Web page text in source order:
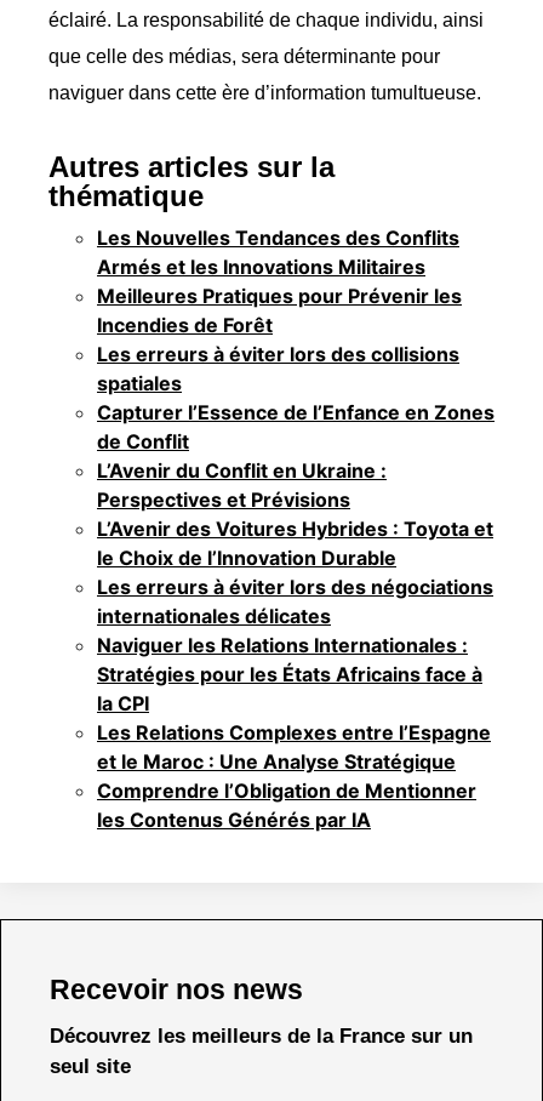
éclairé. La responsabilité de chaque individu, ainsi
que celle des médias, sera déterminante pour
naviguer dans cette ère d’information tumultueuse.
Autres articles sur la
thématique
Les Nouvelles Tendances des Conflits
Armés et les Innovations Militaires
Meilleures Pratiques pour Prévenir les
Incendies de Forêt
Les erreurs à éviter lors des collisions
spatiales
Capturer l’Essence de l’Enfance en Zones
de Conflit
L’Avenir du Conflit en Ukraine :
Perspectives et Prévisions
L’Avenir des Voitures Hybrides : Toyota et
le Choix de l’Innovation Durable
Les erreurs à éviter lors des négociations
internationales délicates
Naviguer les Relations Internationales :
Stratégies pour les États Africains face à
la CPI
Les Relations Complexes entre l’Espagne
et le Maroc : Une Analyse Stratégique
Comprendre l’Obligation de Mentionner
les Contenus Générés par IA
Recevoir nos news
Découvrez les meilleurs de la France sur un
seul site